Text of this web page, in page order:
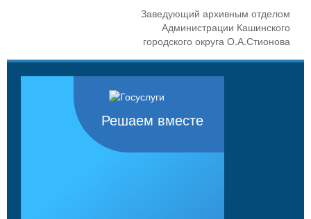
Заведующий архивным отделом
Администрации Кашинского
городского округа О.А.Стионова
Решаем вместе